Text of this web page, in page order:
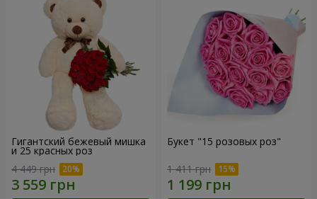
Гигантский бежевый мишка
и 25 красных роз
4 449 грн
Букет "15 розовых роз"
1 411 грн